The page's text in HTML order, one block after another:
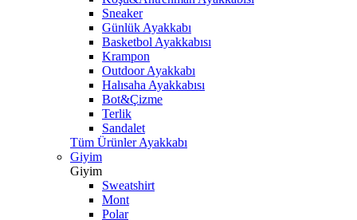
Sneaker
Günlük Ayakkabı
Basketbol Ayakkabısı
Krampon
Outdoor Ayakkabı
Halısaha Ayakkabısı
Bot&Çizme
Terlik
Sandalet
Tüm Ürünler Ayakkabı
Giyim
Giyim
Sweatshirt
Mont
Polar